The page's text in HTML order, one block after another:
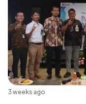
3 weeks ago